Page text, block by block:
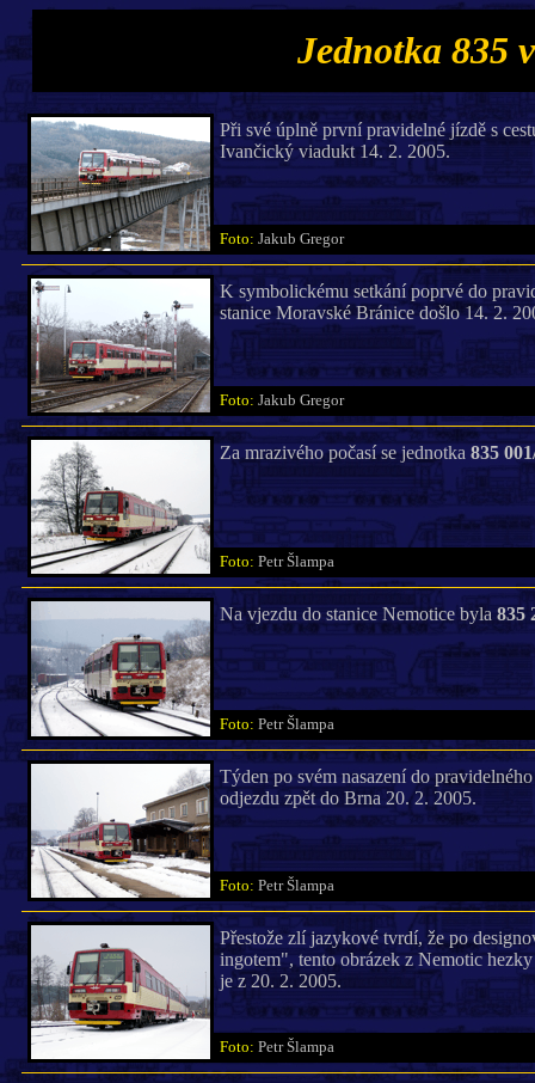
Jednotka 835
Při své úplně první pravidelné jízdě s
Ivančický viadukt 14. 2. 2005.
Foto: Jakub Gregor
K symbolickému setkání poprvé do
stanice Moravské Bránice došlo 14. 2.
Foto: Jakub Gregor
Za mrazivého počasí se jednotka 835
Foto: Petr Šlampa
Na vjezdu do stanice Nemotice byla 835
Foto: Petr Šlampa
Týden po svém nasazení do
odjezdu zpět do Brna 20. 2. 2005.
Foto: Petr Šlampa
Přestože zlí jazykové tvrdí, že po
ingotem", tento obrázek z Nemotic
je z 20. 2. 2005.
Foto: Petr Šlampa